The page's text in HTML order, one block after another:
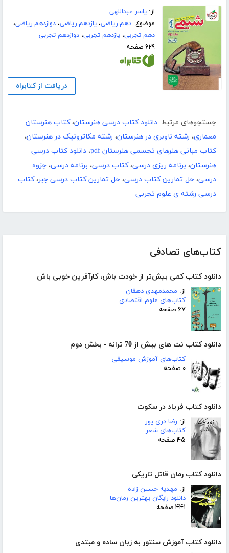
کتاب‌های تصادفی
دانلود کتاب کمی بیش‌تر از خودت باش، کارآفرین خوبی باش
از: محمدمهدی دهقان
کتاب‌های علوم اقتصادی
۶۷ صفحه
دانلود کتاب نت های بیش از 70 ترانه - بخش دوم
کتاب‌های آموزش موسیقی
۰ صفحه
دانلود کتاب فریاد در سکوت
از: رضا دری پور
کتاب‌های شعر
۴۵ صفحه
دانلود کتاب رمان قاتل تاریکی
از: مهدیه حسین زاده
دانلود رایگان بهترین رمان‌ها
۴۴۱ صفحه
دانلود کتاب آموزش سنتور به زبان ساده و مبتدی
از:یاسر عبداللهی
موضوع:دهم ریاضی،یازدهم ریاضی،دوازدهم ریاضی،
دهم تجربی،یازدهم تجربی،دوازدهم تجربی
۶۲۹ صفحه
دریافت از کتابراه
جستجوهای مرتبط: دانلود کتاب درسی هنرستان،کتاب هنرستان
معماری، رشته ناوبری در هنرستان، رشته مکاترونیک در هنرستان،
کتاب مبانی هنرهای تجسمی هنرستان pdf
، دانلود کتاب درسی
هنرستان، برنامه ریزی درسی،کتاب درسی، برنامه درسی، جزوه
درسی، حل تمارین کتاب درسی، حل تمارین کتاب درسی جبر،کتاب
درسی رشته ی علوم تجربی